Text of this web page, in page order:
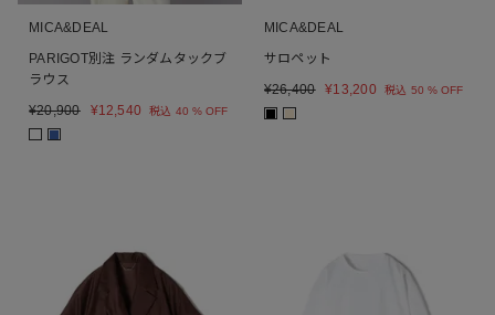
MICA&DEAL
PARIGOT別注 ランダムタックブ
ラウス
¥20,900 ¥12,540 税込 40 % OFF
MICA&DEAL
サロペット
¥26,400 ¥13,200 税込 50 % OFF